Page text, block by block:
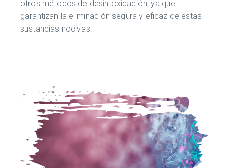
otros métodos de desintoxicación, ya que
garantizan la eliminación segura y eficaz de estas
sustancias nocivas.